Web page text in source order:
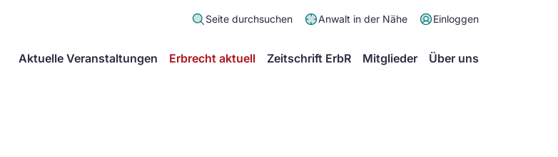
Seite durchsuchen Anwalt in der Nähe Einloggen
Aktuelle Veranstaltungen Erbrecht aktuell Zeitschrift ErbR Mitglieder Über uns